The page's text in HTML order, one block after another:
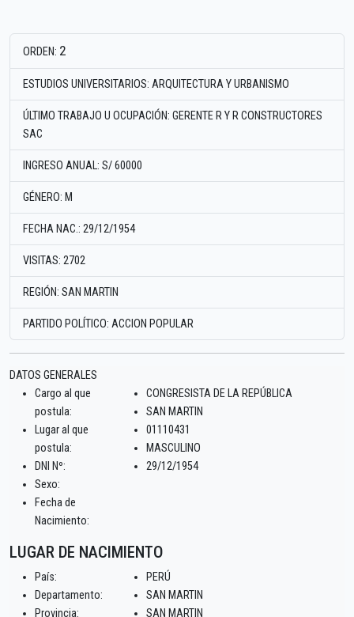
ORDEN: 2
ESTUDIOS UNIVERSITARIOS: ARQUITECTURA Y URBANISMO
ÚLTIMO TRABAJO U OCUPACIÓN: GERENTE R Y R CONSTRUCTORES
SAC
INGRESO ANUAL: S/ 60000
GÉNERO: M
FECHA NAC.: 29/12/1954
VISITAS: 2702
REGIÓN: SAN MARTIN
PARTIDO POLÍTICO: ACCION POPULAR
DATOS GENERALES
Cargo al que
postula:
Lugar al que
postula:
DNI Nº:
Sexo:
Fecha de
Nacimiento:
CONGRESISTA DE LA REPÚBLICA
SAN MARTIN
01110431
MASCULINO
29/12/1954
LUGAR DE NACIMIENTO
País:
Departamento:
Provincia:
PERÚ
SAN MARTIN
SAN MARTIN